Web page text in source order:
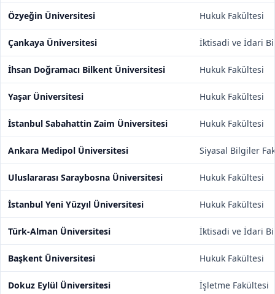
Özyeğin Üniversitesi Hukuk Fakültesi
Çankaya Üniversitesi İktisadi ve İdari
İhsan Doğramacı Bilkent Üniversitesi Hukuk Fakültesi
Yaşar Üniversitesi Hukuk Fakültesi
İstanbul Sabahattin Zaim Üniversitesi Hukuk Fakültesi
Ankara Medipol Üniversitesi Siyasal Bilgiler
Uluslararası Saraybosna Üniversitesi Hukuk Fakültesi
İstanbul Yeni Yüzyıl Üniversitesi Hukuk Fakültesi
Türk-Alman Üniversitesi İktisadi ve İdari
Başkent Üniversitesi Hukuk Fakültesi
Dokuz Eylül Üniversitesi İşletme Fakültesi